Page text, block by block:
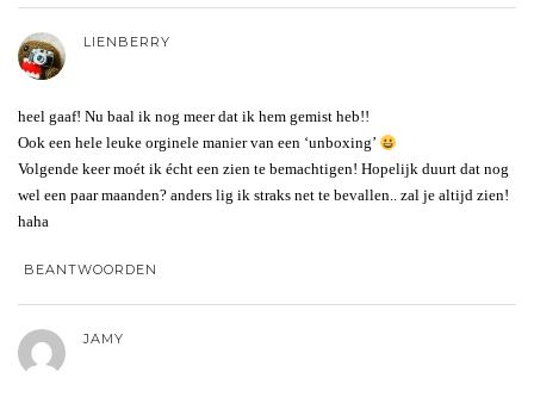
LIENBERRY
heel gaaf! Nu baal ik nog meer dat ik hem gemist heb!!
Ook een hele leuke orginele manier van een ‘unboxing’
Volgende keer moét ik écht een zien te bemachtigen! Hopelijk duurt dat nog
wel een paar maanden? anders lig ik straks net te bevallen.. zal je altijd zien!
haha
BEANTWOORDEN
JAMY